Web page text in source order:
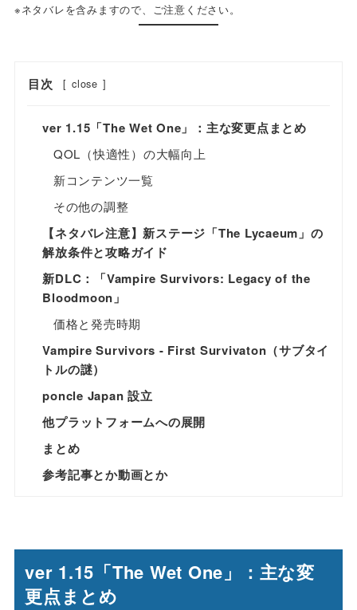
※ネタバレを含みますので、ご注意ください。
目次 [ close ]
ver 1.15「The Wet One」：主な変更点まとめ
QOL（快適性）の大幅向上
新コンテンツ一覧
その他の調整
【ネタバレ注意】新ステージ「The Lycaeum」の
解放条件と攻略ガイド
新DLC：「Vampire Survivors: Legacy of the
Bloodmoon」
価格と発売時期
Vampire Survivors - First Survivaton（サブタイ
トルの謎）
poncle Japan 設立
他プラットフォームへの展開
まとめ
参考記事とか動画とか
ver 1.15「The Wet One」：主な変
更点まとめ